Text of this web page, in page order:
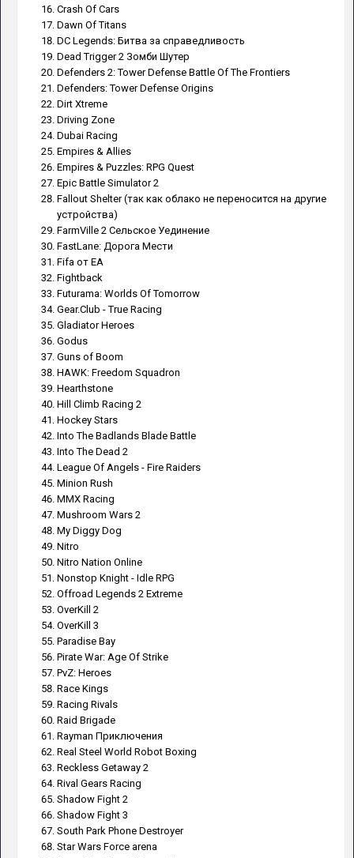
Crash Of Cars
Dawn Of Titans
DC Legends: Битва за справедливость
Dead Trigger 2 Зомби Шутер
Defenders 2: Tower Defense Battle Of The Frontiers
Defenders: Tower Defense Origins
Dirt Xtreme
Driving Zone
Dubai Racing
Empires & Allies
Empires & Puzzles: RPG Quest
Epic Battle Simulator 2
Fallout Shelter (так как облако не переносится на другие
устройства)
FarmVille 2 Сельское Уединение
FastLane: Дорога Мести
Fifa от EA
Fightback
Futurama: Worlds Of Tomorrow
Gear.Club - True Racing
Gladiator Heroes
Godus
Guns of Boom
HAWK: Freedom Squadron
Hearthstone
Hill Climb Racing 2
Hockey Stars
Into The Badlands Blade Battle
Into The Dead 2
League Of Angels - Fire Raiders
Minion Rush
MMX Racing
Mushroom Wars 2
My Diggy Dog
Nitro
Nitro Nation Online
Nonstop Knight - Idle RPG
Offroad Legends 2 Extreme
OverKill 2
OverKill 3
Paradise Bay
Pirate War: Age Of Strike
PvZ: Heroes
Race Kings
Racing Rivals
Raid Brigade
Rayman Приключения
Real Steel World Robot Boxing
Reckless Getaway 2
Rival Gears Racing
Shadow Fight 2
Shadow Fight 3
South Park Phone Destroyer
Star Wars Force arena